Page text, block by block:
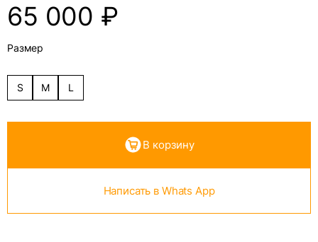
65 000 ₽
Размер
S M L
В корзину
Написать в Whats App